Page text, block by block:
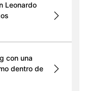
Leonardo
con una
dentro de